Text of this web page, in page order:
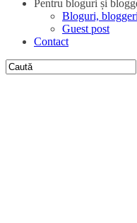
Pentru bloguri și
Bloguri,
Guest post
Contact